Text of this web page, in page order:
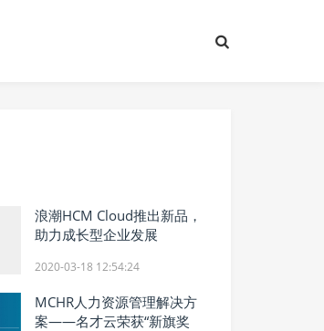
浪潮HCM Cloud推出新品，
助力成长型企业发展
2020-03-18 12:54:24
MCHR人力资源管理解决方
案——名才云荣获“新旗奖